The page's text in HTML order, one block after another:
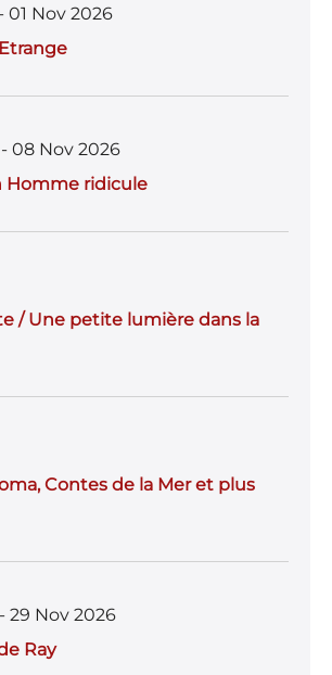
01 Nov 2026
08 Nov 2026
Homme ridicule
/ Une petite lumière dans la
Contes de la Mer et plus
29 Nov 2026
Ray